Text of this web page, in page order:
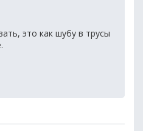
это как шубу в трусы